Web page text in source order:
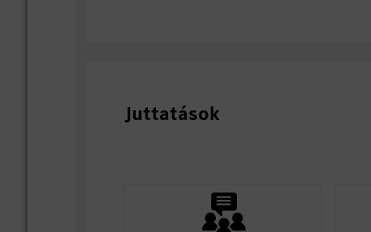
Juttatások